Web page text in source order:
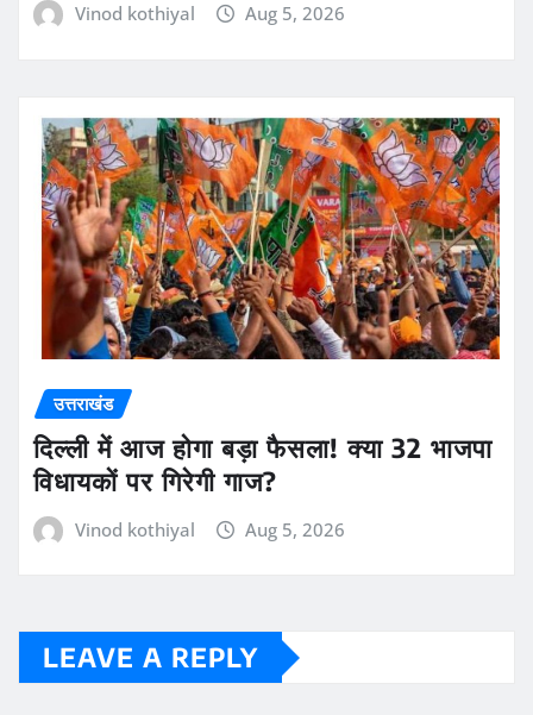
Vinod kothiyal Aug 5, 2026
उत्तराखंड
दिल्ली में आज होगा बड़ा फैसला! क्या 32 भाजपा
विधायकों पर गिरेगी गाज?
Vinod kothiyal Aug 5, 2026
LEAVE A REPLY